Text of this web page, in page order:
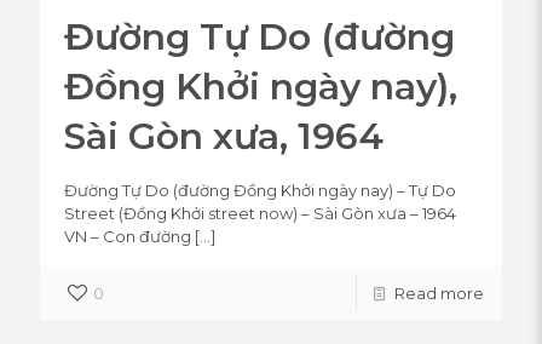
Đường Tự Do (đường
Đồng Khởi ngày nay),
Sài Gòn xưa, 1964
Đường Tự Do (đường Đồng Khởi ngày nay) – Tự Do
Street (Đồng Khởi street now) – Sài Gòn xưa – 1964
VN – Con đường […]
0 Read more